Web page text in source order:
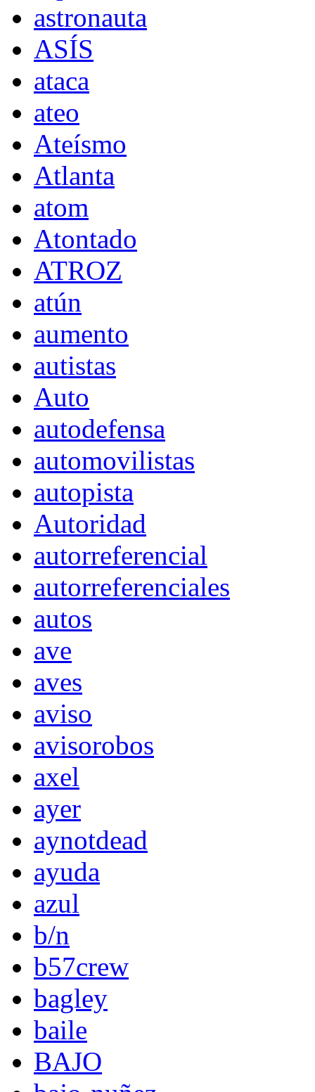
astronauta
ASÍS
ataca
ateo
Ateísmo
Atlanta
atom
Atontado
ATROZ
atún
aumento
autistas
Auto
autodefensa
automovilistas
autopista
Autoridad
autorreferencial
autorreferenciales
autos
ave
aves
aviso
avisorobos
axel
ayer
aynotdead
ayuda
azul
b/n
b57crew
bagley
baile
BAJO